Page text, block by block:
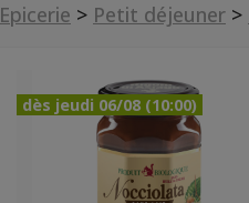
Epicerie > Petit déjeuner >
dès jeudi 06/08 (10:00)